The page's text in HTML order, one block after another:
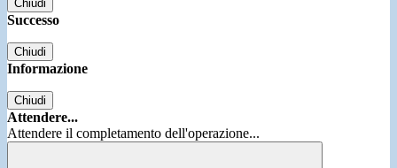
Chiudi
Successo
Chiudi
Informazione
Chiudi
Attendere...
Attendere il completamento dell'operazione...